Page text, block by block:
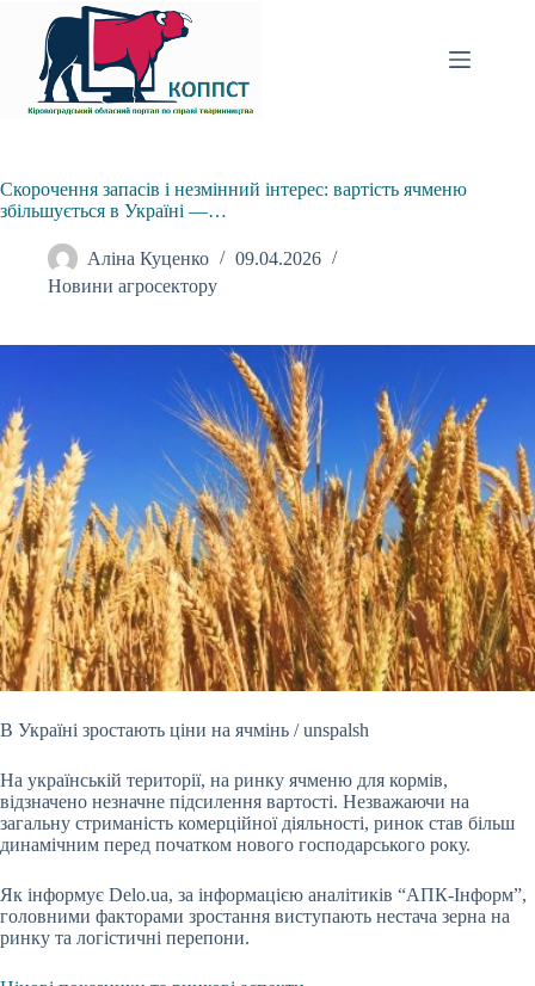
вмісту
Скорочення запасів і незмінний інтерес: вартість ячменю
збільшується в Україні —…
Аліна Куценко
09.04.2026
Новини агросектору
В Україні зростають ціни на ячмінь / unspalsh
На українській території, на ринку ячменю для кормів,
відзначено незначне підсилення вартості. Незважаючи на
загальну стриманість комерційної діяльності, ринок став більш
динамічним перед початком нового господарського року.
Як інформує Delo.ua, за інформацією аналітиків “АПК-Інформ”,
головними факторами зростання виступають нестача зерна на
ринку та логістичні перепони.